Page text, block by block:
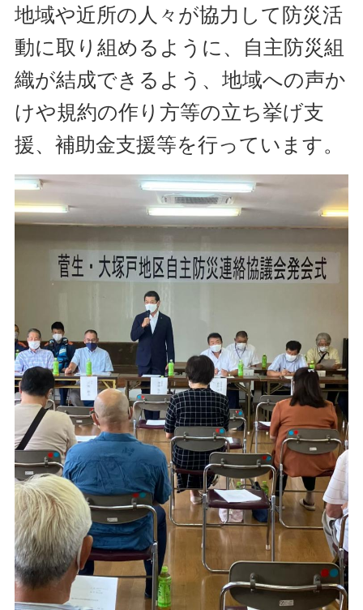
地域や近所の人々が協力して防災活
動に取り組めるように、自主防災組
織が結成できるよう、地域への声か
けや規約の作り方等の立ち挙げ支
援、補助金支援等を行っています。